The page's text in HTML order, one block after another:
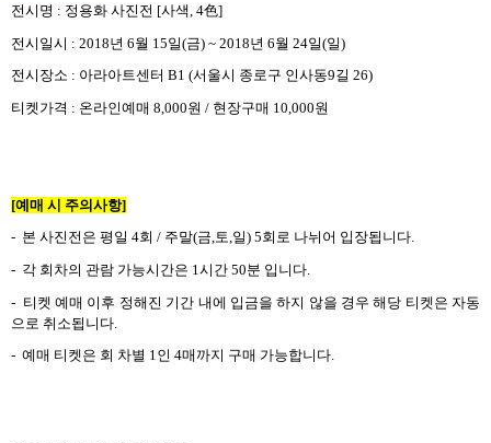
전시명 : 정용화 사진전 [사색 , 4色]
전시일시 : 2018년 6월 15일(금) ~ 2018년 6월 24일(일)
전시장소 : 아라아트센터 B1 (서울시 종로구 인사동9길 26)
티켓가격 : 온라인예매 8,000원 / 현장구매 10,000원
[예매 시 주의사항]
- 본 사진전은 평일 4회 / 주말(금,토,일) 5회로 나뉘어 입장됩니다.
- 각 회차의 관람 가능시간은 1시간 50분 입니다.
- 티켓 예매 이후 정해진 기간 내에 입금을 하지 않을 경우 해당 티켓은 자동
으로 취소됩니다
- 예매 티켓은 회 차별 1인 4매까지 구매 가능합니다.